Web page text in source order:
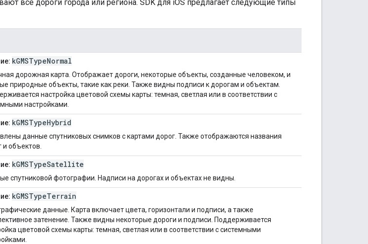
все дороги города или региона. SDK для iOS предлагает следующие типы
kGMSTypeNormal
дорожная карта. Отображает дороги, некоторые объекты, созданные человеком, и
природные объекты, такие как реки. Также видны подписи к дорогам и объектам.
настройка цветовой схемы карты: темная, светлая или в соответствии с
настройками.
kGMSTypeHybrid
данные спутниковых снимков с картами дорог. Также отображаются названия
и объектов.
kGMSTypeSatellite
спутниковой фотографии. Надписи на дорогах и объектах не видны.
kGMSTypeTerrain
данные. Карта включает цвета, горизонтали и подписи, а также
затенение. Также видны некоторые дороги и подписи. Поддерживается
цветовой схемы карты: темная, светлая или в соответствии с системными